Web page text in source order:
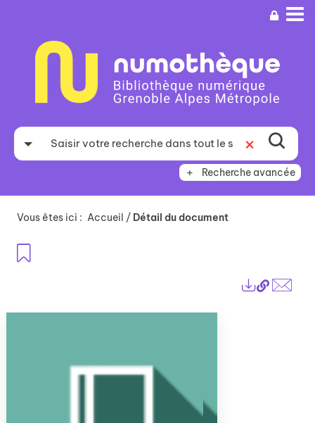
recherche
Recherche avancée
Vous êtes ici : Accueil / Détail du document
Lien